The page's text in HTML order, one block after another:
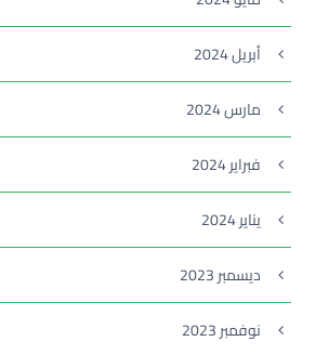
أبريل 2024
مارس 2024
فبراير 2024
يناير 2024
ديسمبر 2023
نوفمبر 2023